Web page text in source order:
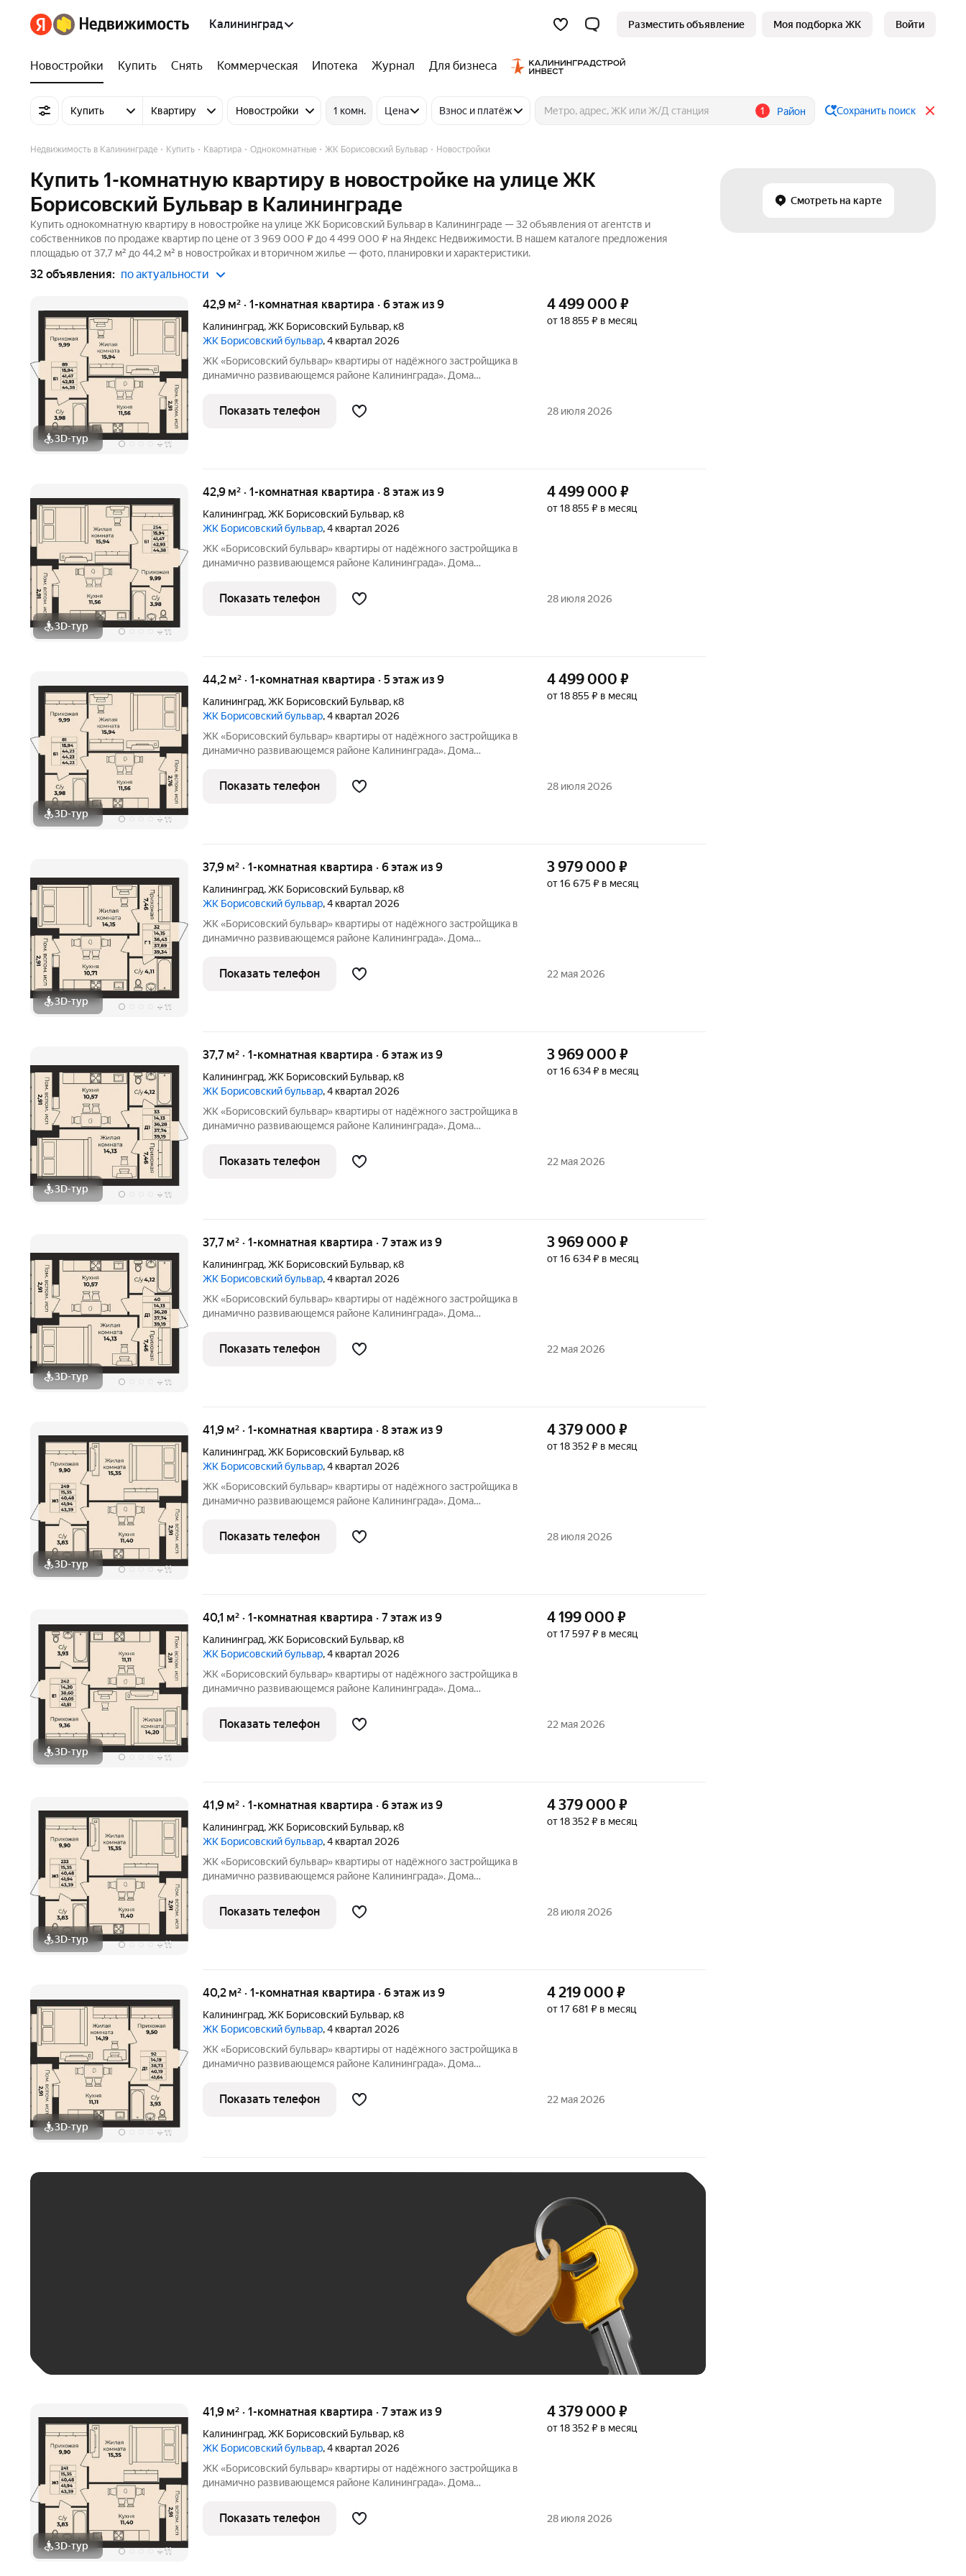
Калининград Разместить объявление Моя подборка ЖК Войти
Новостройки Купить Снять Коммерческая Ипотека Журнал Для бизнеса
Купить Квартиру Новостройки 1 комн. Цена Взнос и платёж 1 Район Сохранить поиск
Смотреть на карте
Недвижимость в Калининграде Купить Квартира Однокомнатные ЖК Борисовский Бульвар Новостройки
Купить 1-комнатную квартиру в новостройке на улице ЖК
Борисовский Бульвар в Калининграде
Купить однокомнатную квартиру в новостройке на улице ЖК Борисовский Бульвар в Калининграде — 32 объявления от агентств и
собственников по продаже квартир по цене от 3 969 000 ₽ до 4 499 000 ₽ на Яндекс Недвижимости. В нашем каталоге предложения
площадью от 37,7 м² до 44,2 м² в новостройках и вторичном жилье — фото, планировки и характеристики.
32 объявления: по актуальности
3D-тур + 11
42,9 м² · 1-комнатная квартира · 6 этаж из 9
Калининград,ЖК Борисовский Бульвар, к8
ЖК Борисовский бульвар, 4 квартал 2026
ЖК «Борисовский бульвар» квартиры от надёжного застройщика в
динамично развивающемся районе Калининграда». Дома
высококачественных строительных материалов. Застройщиком
спроектированы
4 499 000 ₽
от 18 855 ₽ в месяц
Показать телефон 28 июля 2026
3D-тур + 11
42,9 м² · 1-комнатная квартира · 8 этаж из 9
Калининград,ЖК Борисовский Бульвар, к8
ЖК Борисовский бульвар, 4 квартал 2026
ЖК «Борисовский бульвар» квартиры от надёжного застройщика в
динамично развивающемся районе Калининграда». Дома
высококачественных строительных материалов. Застройщиком
спроектированы
4 499 000 ₽
от 18 855 ₽ в месяц
Показать телефон 28 июля 2026
3D-тур + 11
44,2 м² · 1-комнатная квартира · 5 этаж из 9
Калининград,ЖК Борисовский Бульвар, к8
ЖК Борисовский бульвар, 4 квартал 2026
ЖК «Борисовский бульвар» квартиры от надёжного застройщика в
динамично развивающемся районе Калининграда». Дома
высококачественных строительных материалов. Застройщиком
спроектированы
4 499 000 ₽
от 18 855 ₽ в месяц
Показать телефон 28 июля 2026
3D-тур + 11
37,9 м² · 1-комнатная квартира · 6 этаж из 9
Калининград,ЖК Борисовский Бульвар, к8
ЖК Борисовский бульвар, 4 квартал 2026
ЖК «Борисовский бульвар» квартиры от надёжного застройщика в
динамично развивающемся районе Калининграда». Дома
высококачественных строительных материалов. Застройщиком
спроектированы
3 979 000 ₽
от 16 675 ₽ в месяц
Показать телефон 22 мая 2026
3D-тур + 11
37,7 м² · 1-комнатная квартира · 6 этаж из 9
Калининград,ЖК Борисовский Бульвар, к8
ЖК Борисовский бульвар, 4 квартал 2026
ЖК «Борисовский бульвар» квартиры от надёжного застройщика в
динамично развивающемся районе Калининграда». Дома
высококачественных строительных материалов. Застройщиком
спроектированы
3 969 000 ₽
от 16 634 ₽ в месяц
Показать телефон 22 мая 2026
3D-тур + 11
37,7 м² · 1-комнатная квартира · 7 этаж из 9
Калининград,ЖК Борисовский Бульвар, к8
ЖК Борисовский бульвар, 4 квартал 2026
ЖК «Борисовский бульвар» квартиры от надёжного застройщика в
динамично развивающемся районе Калининграда». Дома
высококачественных строительных материалов. Застройщиком
спроектированы
3 969 000 ₽
от 16 634 ₽ в месяц
Показать телефон 22 мая 2026
3D-тур +11
41,9 м² · 1-комнатная квартира · 8 этаж из 9
Калининград,ЖК Борисовский Бульвар, к8
ЖК Борисовский бульвар, 4 квартал 2026
ЖК «Борисовский бульвар» квартиры от надёжного застройщика в
динамично развивающемся районе Калининграда». Дома
высококачественных строительных материалов. Застройщиком
спроектированы
4 379 000 ₽
от 18 352 ₽ в месяц
Показать телефон 28 июля 2026
3D-тур + 11
40,1 м² · 1-комнатная квартира · 7 этаж из 9
Калининград,ЖК Борисовский Бульвар, к8
ЖК Борисовский бульвар, 4 квартал 2026
ЖК «Борисовский бульвар» квартиры от надёжного застройщика в
динамично развивающемся районе Калининграда». Дома
высококачественных строительных материалов. Застройщиком
спроектированы
4 199 000 ₽
от 17 597 ₽ в месяц
Показать телефон 22 мая 2026
3D-тур +11
41,9 м² · 1-комнатная квартира · 6 этаж из 9
Калининград,ЖК Борисовский Бульвар, к8
ЖК Борисовский бульвар, 4 квартал 2026
ЖК «Борисовский бульвар» квартиры от надёжного застройщика в
динамично развивающемся районе Калининграда». Дома
высококачественных строительных материалов. Застройщиком
спроектированы
4 379 000 ₽
от 18 352 ₽ в месяц
Показать телефон 28 июля 2026
3D-тур + 11
40,2 м² · 1-комнатная квартира · 6 этаж из 9
Калининград,ЖК Борисовский Бульвар, к8
ЖК Борисовский бульвар, 4 квартал 2026
ЖК «Борисовский бульвар» квартиры от надёжного застройщика в
динамично развивающемся районе Калининграда». Дома
высококачественных строительных материалов. Застройщиком
спроектированы
4 219 000 ₽
от 17 681 ₽ в месяц
Показать телефон 22 мая 2026
3D-тур +11
41,9 м² · 1-комнатная квартира · 7 этаж из 9
Калининград,ЖК Борисовский Бульвар, к8
ЖК Борисовский бульвар, 4 квартал 2026
ЖК «Борисовский бульвар» квартиры от надёжного застройщика в
динамично развивающемся районе Калининграда». Дома
высококачественных строительных материалов. Застройщиком
спроектированы
4 379 000 ₽
от 18 352 ₽ в месяц
Показать телефон 28 июля 2026